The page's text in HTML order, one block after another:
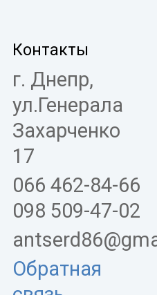
Контакты
г. Днепр,
ул.Генерала
Захарченко
17
066 462-84-66
098 509-47-02
Обратная